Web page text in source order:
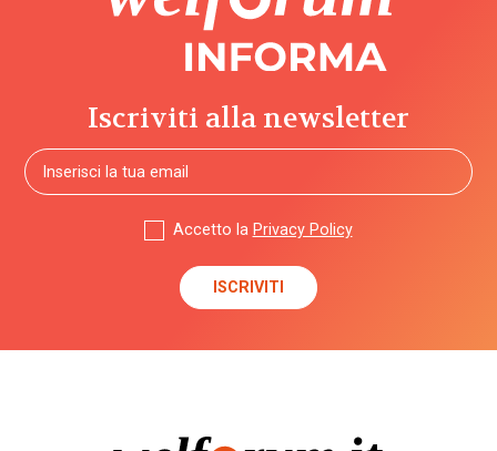
Iscriviti alla newsletter
Accetto la Privacy Policy